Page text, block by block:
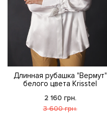
Длинная рубашка "Вермут"
белого цвета Krisstel
2 160 грн.
3 600 грн.